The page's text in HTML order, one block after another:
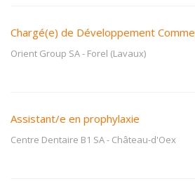
Chargé(e) de Développement
Orient Group SA- Forel (Lavaux)
Assistant/e en prophylaxie
Centre Dentaire B1 SA- Château-d'Oex